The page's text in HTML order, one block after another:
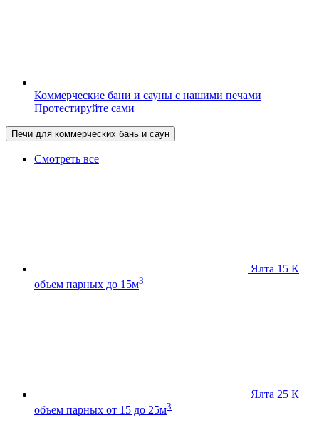
Коммерческие бани и сауны с нашими печами
Протестируйте сами
Печи для коммерческих бань и саун
Смотреть все
Ялта 15 К
объем парных до 15м3
Ялта 25 К
объем парных от 15 до 25м3